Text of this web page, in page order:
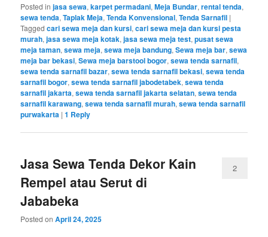
Posted in jasa sewa,karpet permadani,Meja Bundar,rental tenda,
sewa tenda,Taplak Meja,Tenda Konvensional,Tenda Sarnafil |
Tagged cari sewa meja dan kursi,cari sewa meja dan kursi pesta
murah,jasa sewa meja kotak,jasa sewa meja test,pusat sewa
meja taman,sewa meja,sewa meja bandung,Sewa meja bar,sewa
meja bar bekasi,Sewa meja barstool bogor,sewa tenda sarnafil,
sewa tenda sarnafil bazar,sewa tenda sarnafil bekasi,sewa tenda
sarnafil bogor,sewa tenda sarnafil jabodetabek,sewa tenda
sarnafil jakarta,sewa tenda sarnafil jakarta selatan,sewa tenda
sarnafil karawang,sewa tenda sarnafil murah,sewa tenda sarnafil
purwakarta |1 Reply
Jasa Sewa Tenda Dekor Kain
Rempel atau Serut di
Jababeka
Posted onApril 24, 2025
2